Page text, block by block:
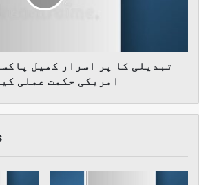
تبدیلی کا پر اسرار کھیل
امریکی حکمت عملی